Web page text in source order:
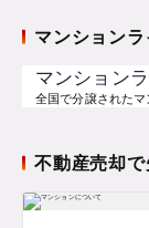
マンション
マンション
全国で分譲された
不動産売却